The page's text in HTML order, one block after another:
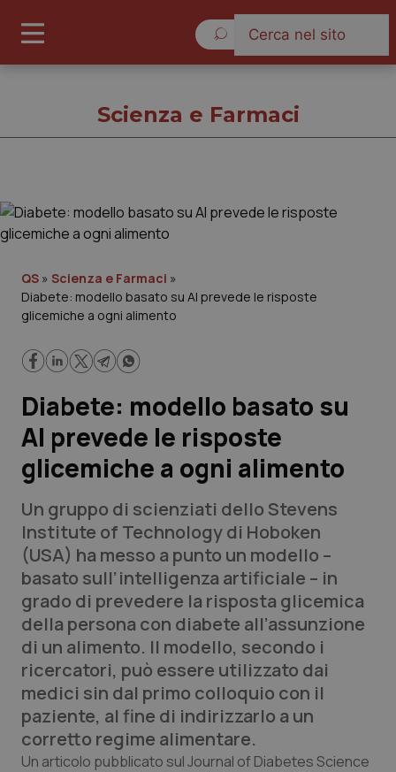
Governo e Parlamento
Regioni e Asl
Lavoro e Professioni
Scienza e Farmaci
Studi e Analisi
Lettere al direttore
Edizioni Regionali
QS Pro
Professionisti Sanitari.AI
Abruzzo
Basilicata
QS Pro Gold
Artrite & artrosi
QS Club Newsletter
Scienza e Farmaci
QS » Scienza e Farmaci »
Diabete: modello basato su AI prevede le risposte
glicemiche a ogni alimento
Diabete: modello basato su
AI prevede le risposte
glicemiche a ogni alimento
Un gruppo di scienziati dello Stevens
Institute of Technology di Hoboken
(USA) ha messo a punto un modello –
basato sull’intelligenza artificiale – in
grado di prevedere la risposta glicemica
della persona con diabete all’assunzione
di un alimento. Il modello, secondo i
ricercatori, può essere utilizzato dai
medici sin dal primo colloquio con il
paziente, al fine di indirizzarlo a un
corretto regime alimentare.
Un articolo pubblicato sul Journal of Diabetes Science